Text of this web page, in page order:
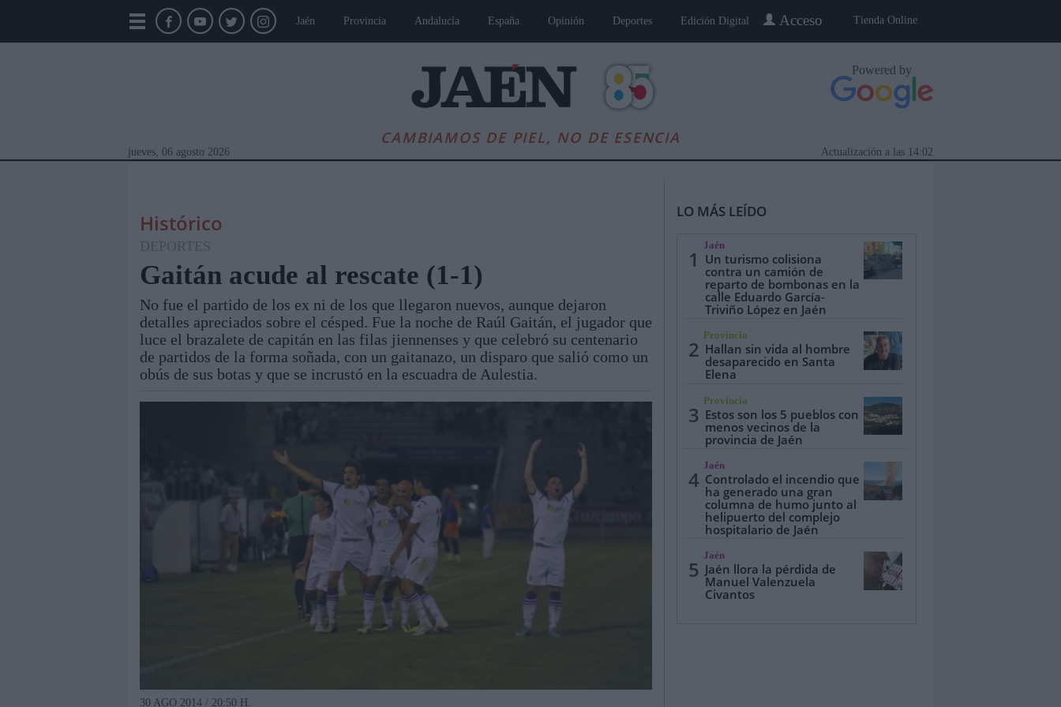
Tienda Online
Acceso
Jaén Provincia Andalucía España Opinión Deportes Edición Digital
CAMBIAMOS DE PIEL, NO DE ESENCIA
Powered by
jueves, 06 agosto 2026 14:02
Actualización a las
Módulos Portada Jaén Provincia Linares Andalucía Internacional Opinión Cultura Jaén, Pueblo a Pueblo Gente
Histórico
DEPORTES
Gaitán acude al rescate (1-1)
No fue el partido de los ex ni de los que llegaron nuevos, aunque dejaron
detalles apreciados sobre el césped. Fue la noche de Raúl Gaitán, el jugador que
luce el brazalete de capitán en las filas jiennenses y que celebró su centenario
de partidos de la forma soñada, con un gaitanazo, un disparo que salió como un
obús de sus botas y que se incrustó en la escuadra de Aulestia.
30 AGO 2014 / 20:50 H.
LO MÁS LEÍDO
1
Jaén
Un turismo colisiona
contra un camión de
reparto de bombonas en la
calle Eduardo García-
Triviño López en Jaén
2
Provincia
Hallan sin vida al hombre
desaparecido en Santa
Elena
3
Provincia
Estos son los 5 pueblos con
menos vecinos de la
provincia de Jaén
4
Jaén
Controlado el incendio que
ha generado una gran
columna de humo junto al
helipuerto del complejo
hospitalario de Jaén
5
Jaén
Jaén llora la pérdida de
Manuel Valenzuela
Civantos